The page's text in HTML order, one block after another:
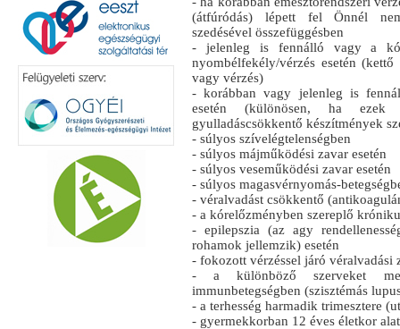
(átfúródás) lépett fel Önnél
szedésével összefüggésben
- jelenleg is fennálló vagy a
nyombélfekély/vérzés esetén
vagy vérzés)
- korábban vagy jelenleg is
esetén (különösen, ha ezek
gyulladáscsökkentő készítmények
- súlyos szívelégtelenségben
- súlyos májműködési zavar esetén
- súlyos veseműködési zavar esetén
- súlyos magasvérnyomás-
- véralvadást csökkentő
- a kórelőzményben szereplő
- epilepszia (az agy
rohamok jellemzik) esetén
- fokozott vérzéssel járó véralvadási
- a különböző szerveket
immunbetegségben (szisztémás
- a terhesség harmadik trimesztere
- gyermekkorban 12 éves életkor